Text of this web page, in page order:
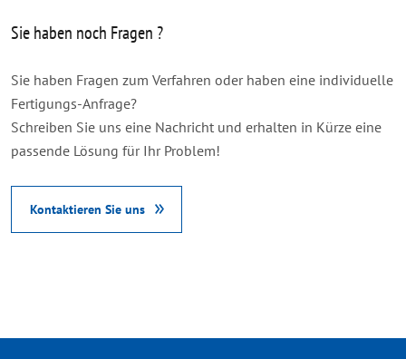
Sie haben noch Fragen ?
Sie haben Fragen zum Verfahren oder haben eine individuelle
Fertigungs-Anfrage?
Schreiben Sie uns eine Nachricht und erhalten in Kürze eine
passende Lösung für Ihr Problem!
Kontaktieren Sie uns